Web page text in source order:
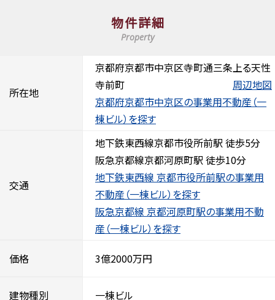
物件詳細
Property
所在地
京都府京都市中京区寺町通三条上る天性
寺前町
周辺地図
京都府京都市中京区の事業用不動産（一
棟ビル）を探す
交通
地下鉄東西線京都市役所前駅 徒歩5分
阪急京都線京都河原町駅 徒歩10分
地下鉄東西線 京都市役所前駅の事業用
不動産（一棟ビル）を探す
阪急京都線 京都河原町駅の事業用不動
産（一棟ビル）を探す
価格 3億2000万円
建物種別 一棟ビル